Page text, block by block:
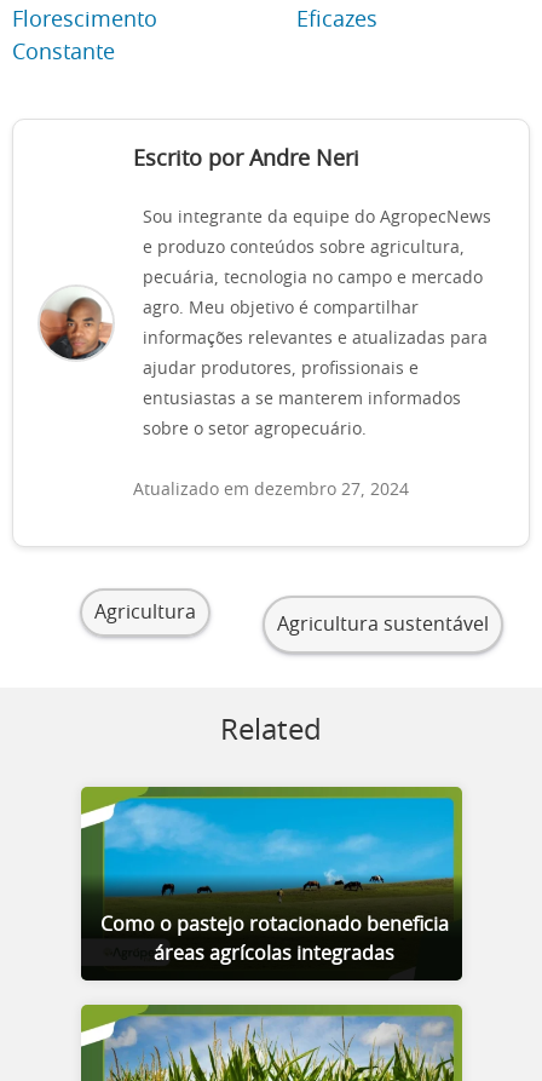
Florescimento
Constante
Eficazes
Escrito por Andre Neri
Sou integrante da equipe do AgropecNews
e produzo conteúdos sobre agricultura,
pecuária, tecnologia no campo e mercado
agro. Meu objetivo é compartilhar
informações relevantes e atualizadas para
ajudar produtores, profissionais e
entusiastas a se manterem informados
sobre o setor agropecuário.
Atualizado em dezembro 27, 2024
Agricultura
Agricultura sustentável
Related
Como o pastejo rotacionado beneficia
áreas agrícolas integradas